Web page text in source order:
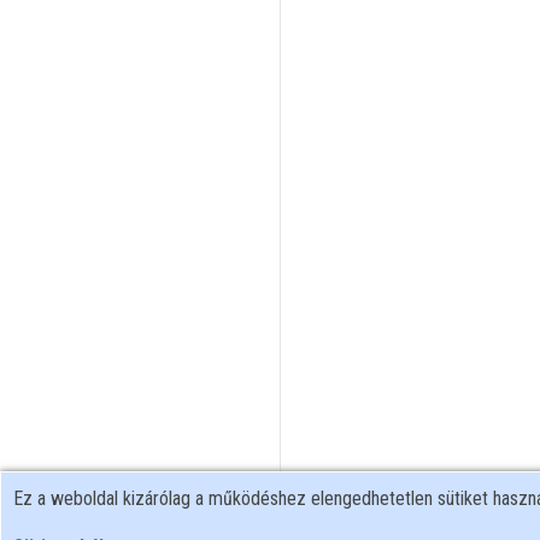
Ez a weboldal kizárólag a működéshez elengedhetetlen sütiket